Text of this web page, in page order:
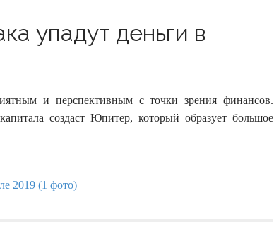
упадут деньги в
и перспективным с точки зрения финансов.
создаст Юпитер, который образует большое